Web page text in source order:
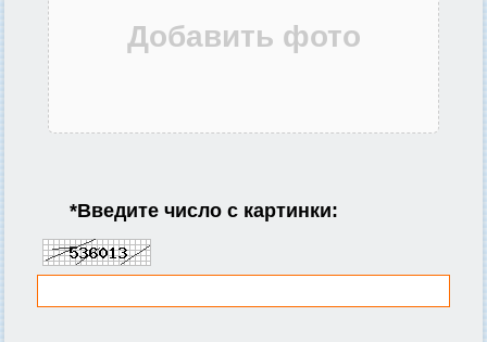
*Введите число с картинки: